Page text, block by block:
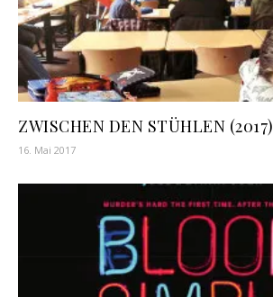
ZWISCHEN DEN STÜHLEN (2017)
16. Mai 2017